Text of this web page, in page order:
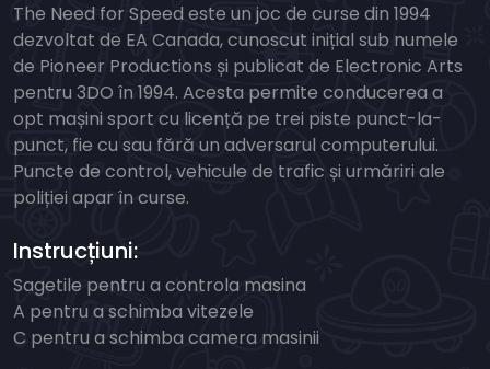
The Need for Speed ​​este un joc de curse din 1994
dezvoltat de EA Canada, cunoscut inițial sub numele
de Pioneer Productions și publicat de Electronic Arts
pentru 3DO în 1994. Acesta permite conducerea a
opt mașini sport cu licență pe trei piste punct-la-
punct, fie cu sau fără un adversarul computerului.
Puncte de control, vehicule de trafic și urmăriri ale
poliției apar în curse.
Instrucțiuni:
Sagetile pentru a controla masina
A pentru a schimba vitezele
C pentru a schimba camera masinii